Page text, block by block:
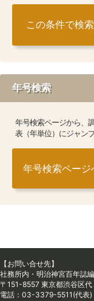
年号検索
年号検索ページから、
表（年単位）にジャンプ
年号検索ページ
【お問い合せ先】
社務所内・明治神宮百年誌
〒151-8557 東京都渋谷区代
電話：03-3379-5511(代